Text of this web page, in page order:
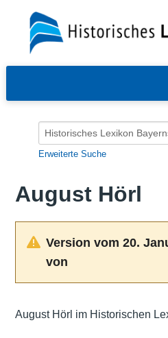
Erweiterte Suche
August Hörl
Version vom 20.
von
August Hörl im Historischen